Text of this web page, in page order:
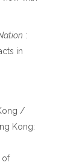
:
in
/
Kong:
of